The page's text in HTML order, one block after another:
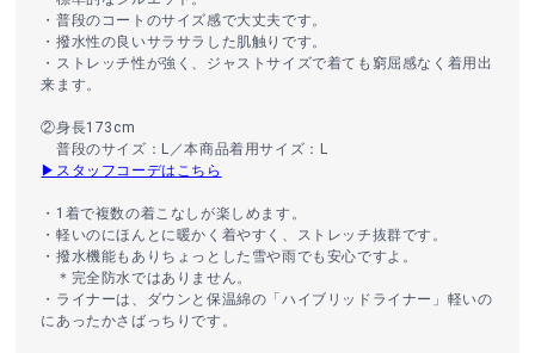
・普段のコートのサイズ感で大丈夫です。
・撥水性の良いサラサラした肌触りです。
・ストレッチ性が強く、ジャストサイズで着ても窮屈感なく着用出
来ます。
②身長173cm
普段のサイズ：L／本商品着用サイズ：L
▶スタッフコーデはこちら
・1着で複数の着こなしが楽しめます。
・軽いのにほんとに暖かく着やすく、ストレッチ抜群です。
・撥水機能もありちょっとした雪や雨でも安心ですよ。
＊完全防水ではありません。
・ライナーは、ダウンと保温綿の「ハイブリッドライナー」軽いの
にあったかさばっちりです。